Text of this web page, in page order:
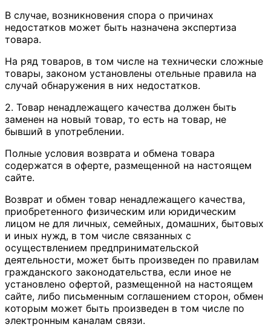
В случае, возникновения спора о причинах
недостатков может быть назначена экспертиза
товара.
На ряд товаров, в том числе на технически сложные
товары, законом установлены отельные правила на
случай обнаружения в них недостатков.
2. Товар ненадлежащего качества должен быть
заменен на новый товар, то есть на товар, не
бывший в употреблении.
Полные условия возврата и обмена товара
содержатся в оферте, размещенной на настоящем
сайте.
Возврат и обмен товар ненадлежащего качества,
приобретенного физическим или юридическим
лицом не для личных, семейных, домашних, бытовых
и иных нужд, в том числе связанных с
осуществлением предпринимательской
деятельности, может быть произведен по правилам
гражданского законодательства, если иное не
установлено офертой, размещенной на настоящем
сайте, либо письменным соглашением сторон, обмен
которым может быть произведен в том числе по
электронным каналам связи.